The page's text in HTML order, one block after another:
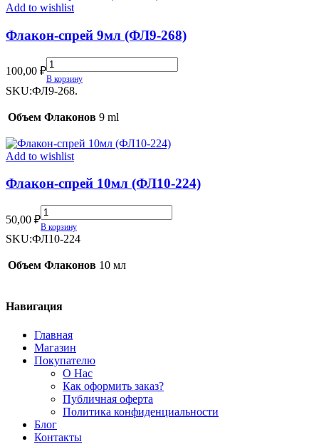
Add to wishlist
Флакон-спрей 9мл (ФЛ9-268)
100,00 ₽
Флакон-
спрей
9мл
268)
В корзину
SKU:ФЛ9-268.
Объем Флаконов 9 ml
Add to wishlist
Флакон-спрей 10мл (ФЛ10-224)
50,00 ₽
Флакон-
спрей
10мл
224)
В корзину
SKU:ФЛ10-224
Объем Флаконов 10 мл
Навигация
Главная
Магазин
Покупателю
О Нас
Как оформить заказ?
Публичная оферта
Политика конфиденциальности
Блог
Контакты